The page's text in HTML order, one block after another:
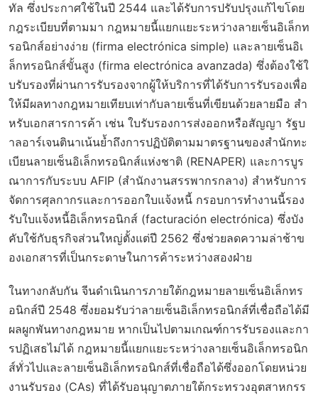
ทัล ซึ่งประกาศใช้ในปี 2544 และได้รับการปรับปรุงแก้ไขโดย
กฎระเบียบที่ตามมา กฎหมายนี้แยกแยะระหว่างลายเซ็นอิเล็กท
รอนิกส์อย่างง่าย (firma electrónica simple) และลายเซ็นอิเ
ล็กทรอนิกส์ขั้นสูง (firma electrónica avanzada) ซึ่งต้องใช้ใ
บรับรองที่ผ่านการรับรองจากผู้ให้บริการที่ได้รับการรับรองเพื่อ
ให้มีผลทางกฎหมายเทียบเท่ากับลายเซ็นที่เขียนด้วยลายมือ สำ
หรับเอกสารการค้า เช่น ใบรับรองการส่งออกหรือสัญญา รัฐบ
าลอาร์เจนตินาเน้นย้ำถึงการปฏิบัติตามมาตรฐานของสำนักทะ
เบียนลายเซ็นอิเล็กทรอนิกส์แห่งชาติ (RENAPER) และการบูร
ณาการกับระบบ AFIP (สำนักงานสรรพากรกลาง) สำหรับการ
จัดการศุลกากรและการออกใบแจ้งหนี้ กรอบการทำงานนี้รอง
รับใบแจ้งหนี้อิเล็กทรอนิกส์ (facturación electrónica) ซึ่งบัง
คับใช้กับธุรกิจส่วนใหญ่ตั้งแต่ปี 2562 ซึ่งช่วยลดความล่าช้าข
องเอกสารที่เป็นกระดาษในการค้าระหว่างสองฝ่าย
ในทางกลับกัน จีนดำเนินการภายใต้กฎหมายลายเซ็นอิเล็กทร
อนิกส์ปี 2548 ซึ่งยอมรับว่าลายเซ็นอิเล็กทรอนิกส์ที่เชื่อถือได้มี
ผลผูกพันทางกฎหมาย หากเป็นไปตามเกณฑ์การรับรองและกา
รปฏิเสธไม่ได้ กฎหมายนี้แยกแยะระหว่างลายเซ็นอิเล็กทรอนิก
ส์ทั่วไปและลายเซ็นอิเล็กทรอนิกส์ที่เชื่อถือได้ซึ่งออกโดยหน่วย
งานรับรอง (CAs) ที่ได้รับอนุญาตภายใต้กระทรวงอุตสาหกรร